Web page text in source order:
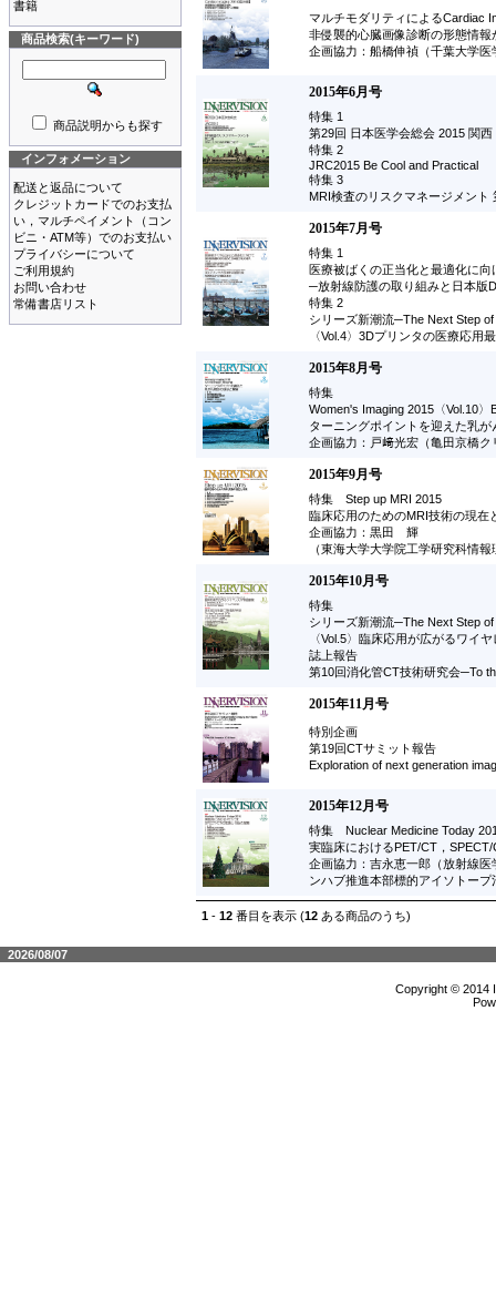
書籍
商品検索(キーワード)
商品説明からも探す
インフォメーション
配送と返品について
クレジットカードでのお支払
い，マルチペイメント（コン
ビニ・ATM等）でのお支払い
プライバシーについて
ご利用規約
お問い合わせ
常備書店リスト
マルチモダリティによるCardiac
非侵襲的心臓画像診断の形態情
企画協力：船橋伸禎（千葉大学
2015年6月号
特集 1
第29回 日本医学会総会 2015 関
特集 2
JRC2015 Be Cool and Practical
特集 3
MRI検査のリスクマネージメント
2015年7月号
特集 1
医療被ばくの正当化と最適化に向
─放射線防護の取り組みと日本版
特集 2
シリーズ新潮流─The Next Step
〈Vol.4〉3Dプリンタの医療応
2015年8月号
特集
Women's Imaging 2015〈Vol.10〉
ターニングポイントを迎えた乳
企画協力：戸﨑光宏（亀田京橋
2015年9月号
特集 Step up MRI 2015
臨床応用のためのMRI技術の現在
企画協力：黒田 輝
（東海大学大学院工学研究科情
2015年10月号
特集
シリーズ新潮流─The Next Step
〈Vol.5〉臨床応用が広がるワイ
誌上報告
第10回消化管CT技術研究会─To
2015年11月号
特別企画
第19回CTサミット報告
Exploration of next generation
2015年12月号
特集 Nuclear Medicine Today
実臨床におけるPET/CT，
企画協力：吉永恵一郎（放射線
ンハブ推進本部標的アイソトー
1 - 12 番目を表示 (12 ある商品のうち)
2026/08/07
Copyright © 2014